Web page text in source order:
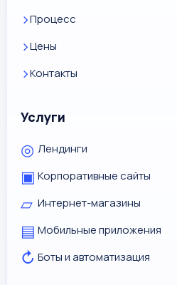
Процесс
Цены
Контакты
Услуги
◎ Лендинги
▣ Корпоративные сайты
▱ Интернет-магазины
▤ Мобильные приложения
↻ Боты и автоматизация